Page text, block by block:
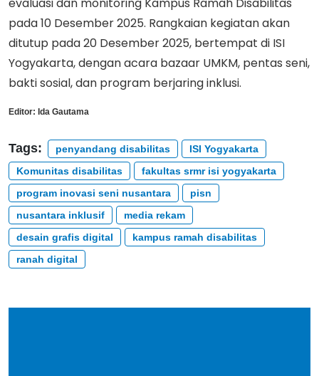
evaluasi dan monitoring Kampus Ramah Disabilitas
pada 10 Desember 2025. Rangkaian kegiatan akan
ditutup pada 20 Desember 2025, bertempat di ISI
Yogyakarta, dengan acara bazaar UMKM, pentas seni,
bakti sosial, dan program berjaring inklusi.
Editor: Ida Gautama
Tags: penyandang disabilitas
ISI Yogyakarta
Komunitas disabilitas
fakultas srmr isi yogyakarta
program inovasi seni nusantara
pisn
nusantara inklusif
media rekam
desain grafis digital
kampus ramah disabilitas
ranah digital